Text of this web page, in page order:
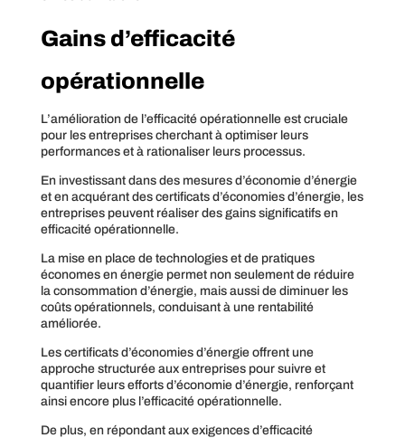
Gains d’efficacité
opérationnelle
L’amélioration de l’efficacité opérationnelle est cruciale
pour les entreprises cherchant à optimiser leurs
performances et à rationaliser leurs processus.
En investissant dans des mesures d’économie d’énergie
et en acquérant des certificats d’économies d’énergie, les
entreprises peuvent réaliser des gains significatifs en
efficacité opérationnelle.
La mise en place de technologies et de pratiques
économes en énergie permet non seulement de réduire
la consommation d’énergie, mais aussi de diminuer les
coûts opérationnels, conduisant à une rentabilité
améliorée.
Les certificats d’économies d’énergie offrent une
approche structurée aux entreprises pour suivre et
quantifier leurs efforts d’économie d’énergie, renforçant
ainsi encore plus l’efficacité opérationnelle.
De plus, en répondant aux exigences d’efficacité